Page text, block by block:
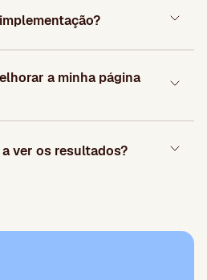
a minha página
ver os resultados?